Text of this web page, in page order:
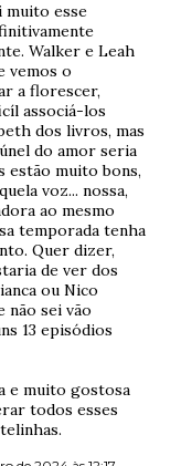
muito esse
Walker e Leah
vemos o
a florescer,
associá-los
dos livros, mas
do amor seria
estão muito bons,
voz... nossa,
ao mesmo
temporada tenha
Quer dizer,
de ver dos
ou Nico
não sei vão
13 episódios
e muito gostosa
todos esses